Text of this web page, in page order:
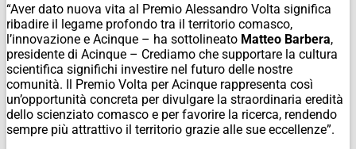
“Aver dato nuova vita al Premio Alessandro Volta significa
ribadire il legame profondo tra il territorio comasco,
l’innovazione e Acinque – ha sottolineato Matteo Barbera,
presidente di Acinque – Crediamo che supportare la cultura
scientifica significhi investire nel futuro delle nostre
comunità. Il Premio Volta per Acinque rappresenta così
un’opportunità concreta per divulgare la straordinaria eredità
dello scienziato comasco e per favorire la ricerca, rendendo
sempre più attrattivo il territorio grazie alle sue eccellenze”.